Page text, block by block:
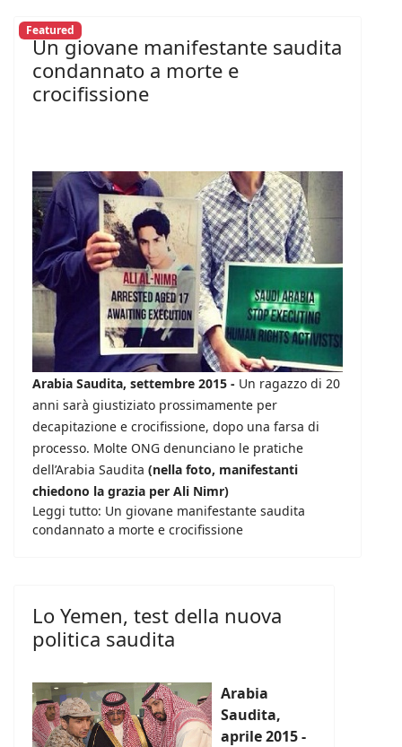
Featured
Un giovane manifestante saudita
condannato a morte e
crocifissione
Arabia Saudita, settembre 2015 - Un ragazzo di 20
anni sarà giustiziato prossimamente per
decapitazione e crocifissione, dopo una farsa di
processo. Molte ONG denunciano le pratiche
dell’Arabia Saudita (nella foto, manifestanti
chiedono la grazia per Ali Nimr)
Leggi tutto: Un giovane manifestante saudita
condannato a morte e crocifissione
Lo Yemen, test della nuova
politica saudita
Arabia
Saudita,
aprile 2015 -